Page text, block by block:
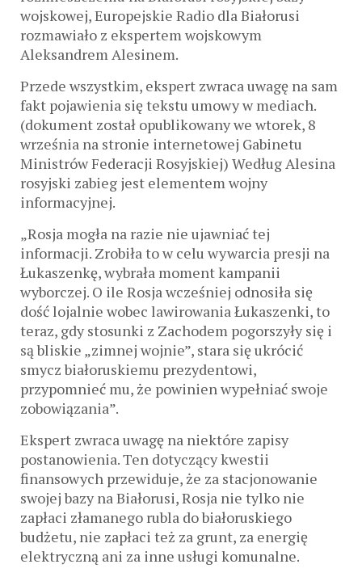
wojskowej, Europejskie Radio dla Białorusi
rozmawiało z ekspertem wojskowym
Aleksandrem Alesinem.
Przede wszystkim, ekspert zwraca uwagę na sam
fakt pojawienia się tekstu umowy w mediach.
(dokument został opublikowany we wtorek, 8
września na stronie internetowej Gabinetu
Ministrów Federacji Rosyjskiej) Według Alesina
rosyjski zabieg jest elementem wojny
informacyjnej.
„Rosja mogła na razie nie ujawniać tej
informacji. Zrobiła to w celu wywarcia presji na
Łukaszenkę, wybrała moment kampanii
wyborczej. O ile Rosja wcześniej odnosiła się
dość lojalnie wobec lawirowania Łukaszenki, to
teraz, gdy stosunki z Zachodem pogorszyły się i
są bliskie „zimnej wojnie”, stara się ukrócić
smycz białoruskiemu prezydentowi,
przypomnieć mu, że powinien wypełniać swoje
zobowiązania”.
Ekspert zwraca uwagę na niektóre zapisy
postanowienia. Ten dotyczący kwestii
finansowych przewiduje, że za stacjonowanie
swojej bazy na Białorusi, Rosja nie tylko nie
zapłaci złamanego rubla do białoruskiego
budżetu, nie zapłaci też za grunt, za energię
elektryczną ani za inne usługi komunalne.